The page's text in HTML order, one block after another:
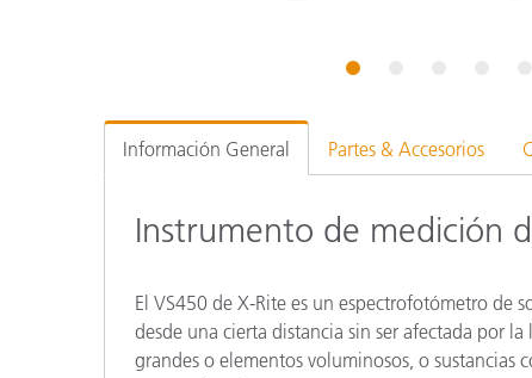
1
Información General Partes & Accesorios
Instrumento de medición
El VS450 de X-Rite es un espectrofotómetro de
desde una cierta distancia sin ser afectada por
grandes o elementos voluminosos, o